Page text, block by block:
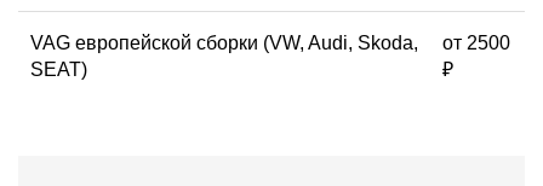
VAG европейской сборки (VW, Audi, Skoda,
SEAT)
от 2500
₽